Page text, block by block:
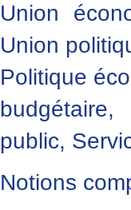
Union
Union
Politique
budgétaire,
public,
Notions